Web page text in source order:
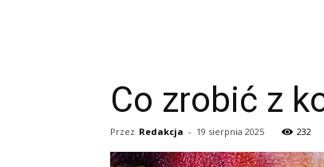
Co zrobić z
Przez Redakcja - 19 sierpnia 2025 232